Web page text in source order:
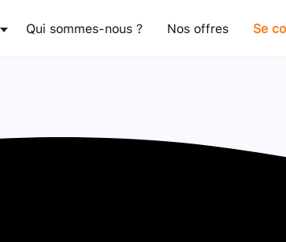
Qui sommes-nous ? Nos offres Se